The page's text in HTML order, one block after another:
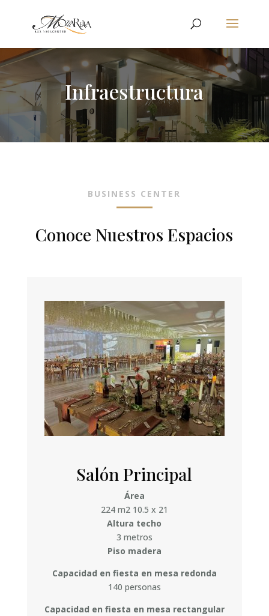
Infraestructura
BUSINESS CENTER
Conoce Nuestros Espacios
Salón Principal
Área
224 m2 10.5 x 21
Altura techo
3 metros
Piso madera
Capacidad en fiesta en mesa redonda
140 personas
Capacidad en fiesta en mesa rectangular